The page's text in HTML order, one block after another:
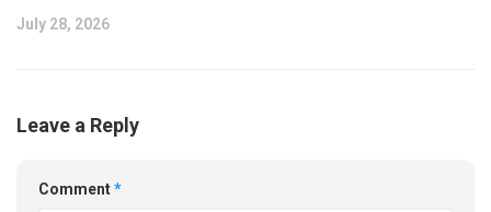
July 28, 2026
Leave a Reply
Comment*